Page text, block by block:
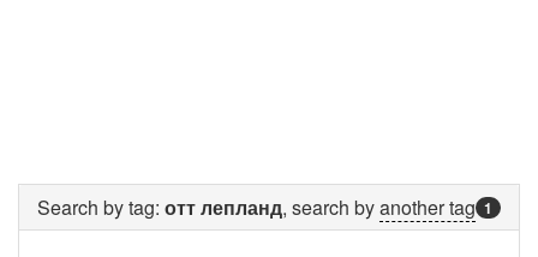
1
Search by tag: отт лепланд, search byanother tag